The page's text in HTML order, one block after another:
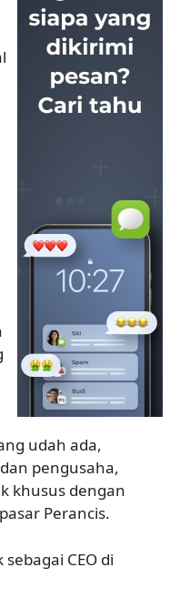
udah ada,
pengusaha,
khusus dengan
Perancis.
CEO di